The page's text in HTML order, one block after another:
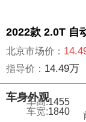
2022款 2.0T 自
北京市场价：
指导价： 14.49万
车身外观
车宽:1840
车高:1455